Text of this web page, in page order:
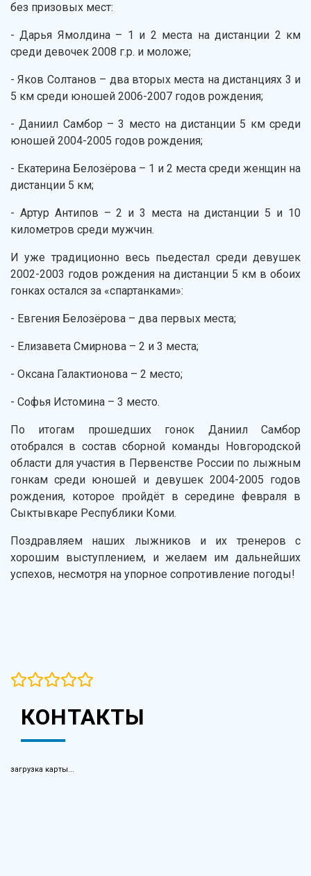
без призовых мест:
- Дарья Ямолдина – 1 и 2 места на дистанции 2 км
среди девочек 2008 г.р. и моложе;
- Яков Солтанов – два вторых места на дистанциях 3 и
5 км среди юношей 2006-2007 годов рождения;
- Даниил Самбор – 3 место на дистанции 5 км среди
юношей 2004-2005 годов рождения;
- Екатерина Белозёрова – 1 и 2 места среди женщин на
дистанции 5 км;
- Артур Антипов – 2 и 3 места на дистанции 5 и 10
километров среди мужчин.
И уже традиционно весь пьедестал среди девушек
2002-2003 годов рождения на дистанции 5 км в обоих
гонках остался за «спартанками»:
- Евгения Белозёрова – два первых места;
- Елизавета Смирнова – 2 и 3 места;
- Оксана Галактионова – 2 место;
- Софья Истомина – 3 место.
По итогам прошедших гонок Даниил Самбор
отобрался в состав сборной команды Новгородской
области для участия в Первенстве России по лыжным
гонкам среди юношей и девушек 2004-2005 годов
рождения, которое пройдёт в середине февраля в
Сыктывкаре Республики Коми.
Поздравляем наших лыжников и их тренеров с
хорошим выступлением, и желаем им дальнейших
успехов, несмотря на упорное сопротивление погоды!
КОНТАКТЫ
загрузка карты...